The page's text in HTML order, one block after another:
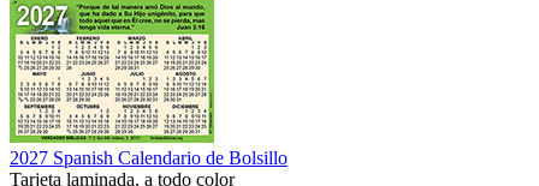
2027 Spanish Calendario de Bolsillo
Tarjeta laminada, a todo color